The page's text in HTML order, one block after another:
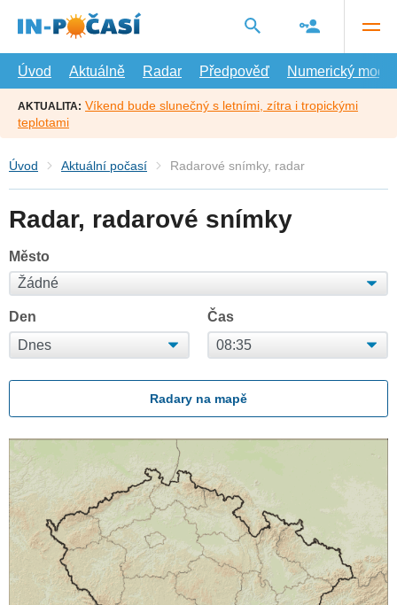
hlavní
Úvod
Aktuálně Radar Předpověď Numerický model
AKTUALITA: Víkend bude slunečný s letními, zítra i tropickými
teplotami
Úvod Aktuální počasí Radarové snímky, radar
Radar, radarové snímky
Město
Den Čas
Radary na mapě